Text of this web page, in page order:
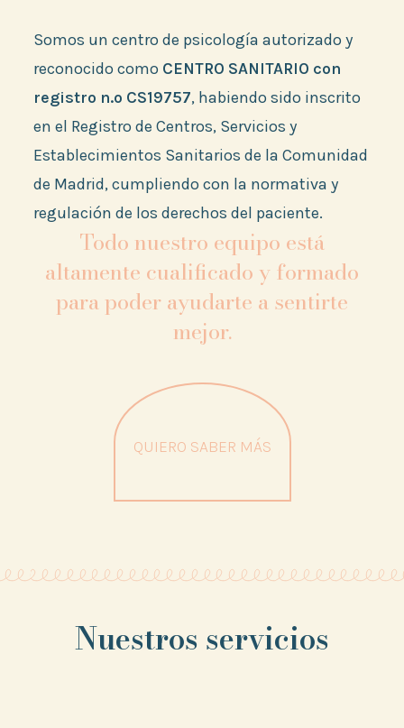
Somos un centro de psicología autorizado y
reconocido como CENTRO SANITARIO con
registro n.º CS19757, habiendo sido inscrito
en el Registro de Centros, Servicios y
Establecimientos Sanitarios de la Comunidad
de Madrid, cumpliendo con la normativa y
regulación de los derechos del paciente.
Todo nuestro equipo está
altamente cualificado y formado
para poder ayudarte a sentirte
mejor.
QUIERO SABER MÁS
Nuestros servicios